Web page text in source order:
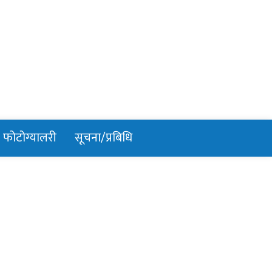
फोटोग्यालरी सूचना/प्रबिधि